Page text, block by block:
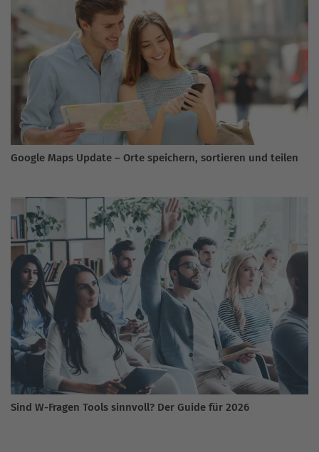
Google Maps Update – Orte speichern, sortieren und teilen
Sind W-Fragen Tools sinnvoll? Der Guide für 2026